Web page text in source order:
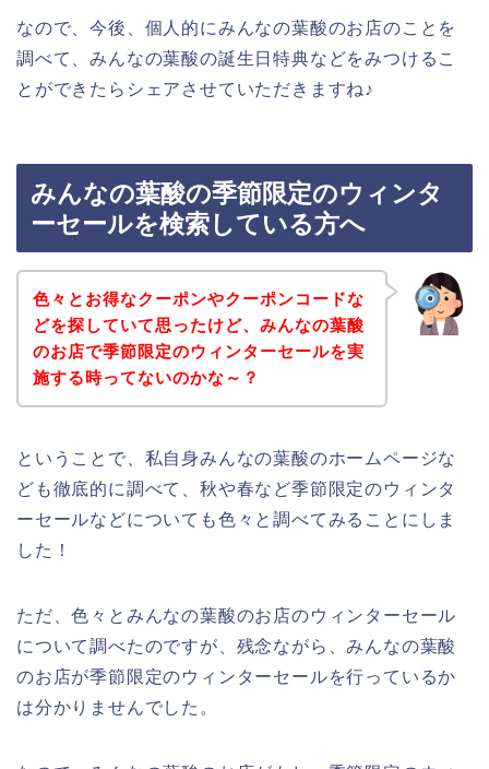
なので、今後、個人的にみんなの葉酸のお店のことを
調べて、みんなの葉酸の誕生日特典などをみつけるこ
とができたらシェアさせていただきますね♪
みんなの葉酸の季節限定のウィンタ
ーセールを検索している方へ
色々とお得なクーポンやクーポンコードな
どを探していて思ったけど、みんなの葉酸
のお店で季節限定のウィンターセールを実
施する時ってないのかな～？
ということで、私自身みんなの葉酸のホームページな
ども徹底的に調べて、秋や春など季節限定のウィンタ
ーセールなどについても色々と調べてみることにしま
した！
ただ、色々とみんなの葉酸のお店のウィンターセール
について調べたのですが、残念ながら、みんなの葉酸
のお店が季節限定のウィンターセールを行っているか
は分かりませんでした。